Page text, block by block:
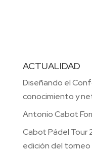
ACTUALIDAD
Diseñando el
conocimiento y
Antonio Cabot
Cabot Pádel Tour
edición del torneo